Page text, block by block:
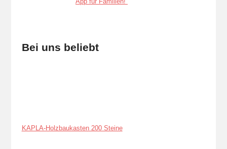
Bei uns beliebt
KAPLA-Holzbaukasten 200 Steine